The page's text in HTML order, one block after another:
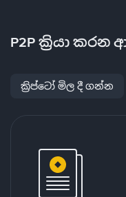
P2P ක්‍රියා කරන
ක්‍රිප්ටෝ මිල දී ගන්න